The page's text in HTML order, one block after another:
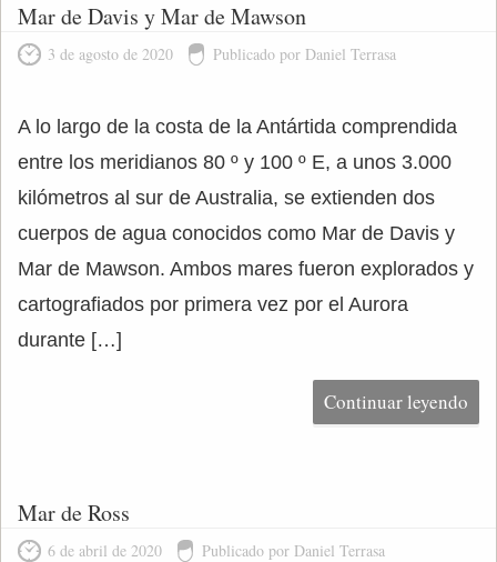
Mar de Davis y Mar de Mawson
3 de agosto de 2020 Publicado por Daniel Terrasa
A lo largo de la costa de la Antártida comprendida
entre los meridianos 80 º y 100 º E, a unos 3.000
kilómetros al sur de Australia, se extienden dos
cuerpos de agua conocidos como Mar de Davis y
Mar de Mawson. Ambos mares fueron explorados y
cartografiados por primera vez por el Aurora
durante […]
Continuar leyendo
Mar de Ross
6 de abril de 2020 Publicado por Daniel Terrasa